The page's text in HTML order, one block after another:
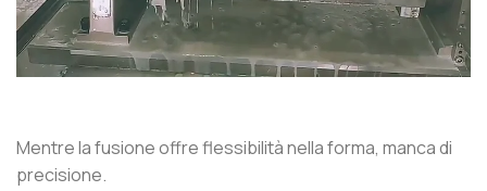
Mentre la fusione offre flessibilità nella forma, manca di
precisione.